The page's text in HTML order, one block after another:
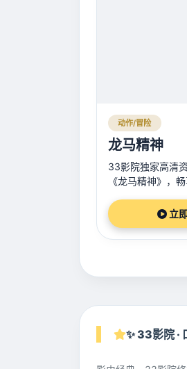
动作/冒险
龙马精神
33影院独家高清
《龙马精神》，畅
立
✨ 33影院 ·